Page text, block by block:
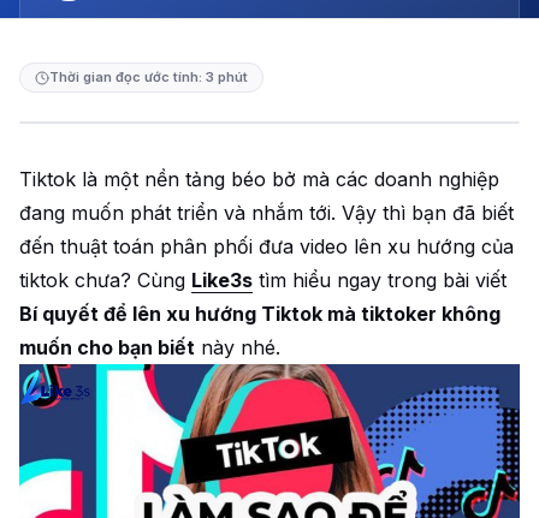
Thời gian đọc ước tính: 3 phút
Tiktok là một nền tảng béo bở mà các doanh nghiệp
đang muốn phát triển và nhắm tới. Vậy thì bạn đã biết
đến thuật toán phân phối đưa video lên xu hướng của
tiktok chưa? Cùng Like3s tìm hiểu ngay trong bài viết
Bí quyết để lên xu hướng Tiktok mà tiktoker không
muốn cho bạn biết này nhé.